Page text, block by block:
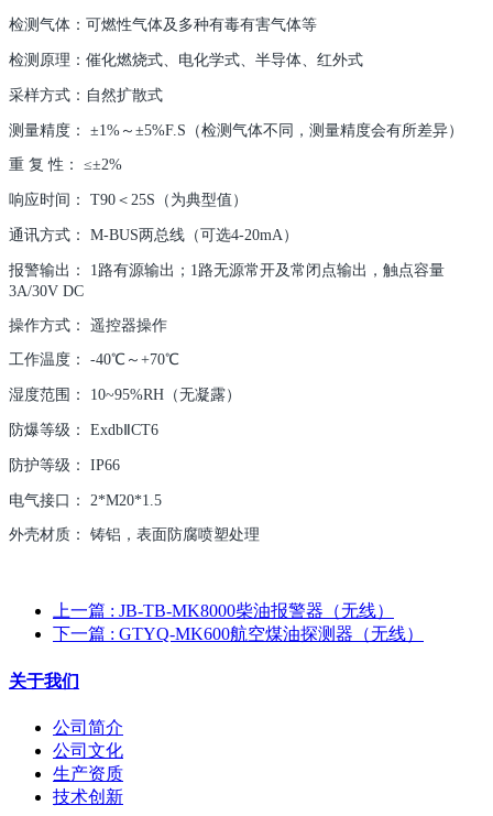
检测气体：可燃性气体及多种有毒有害气体等
检测原理：催化燃烧式、电化学式、半导体、红外式
采样方式：自然扩散式
测量精度： ±1%～±5%F.S（检测气体不同，测量精度会有所差异）
重 复 性： ≤±2%
响应时间： T90＜25S（为典型值）
通讯方式： M-BUS两总线（可选4-20mA）
报警输出： 1路有源输出；1路无源常开及常闭点输出，触点容量
3A/30V DC
操作方式： 遥控器操作
工作温度： -40℃～+70℃
湿度范围： 10~95%RH（无凝露）
防爆等级： ExdbⅡCT6
防护等级： IP66
电气接口： 2*M20*1.5
外壳材质： 铸铝，表面防腐喷塑处理
上一篇 : JB-TB-MK8000柴油报警器（无线）
下一篇 : GTYQ-MK600航空煤油探测器（无线）
关于我们
公司简介
公司文化
生产资质
技术创新